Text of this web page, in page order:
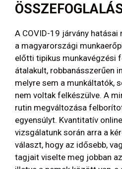
A COVID-19 járvány
a magyarországi
előtti tipikus munkavégzési
átalakult, robbanásszerűen
melyre sem a munkáltatók,
nem voltak felkészülve. A
rutin megváltozása
egyensúlyt. Kvantitatív
vizsgálatunk során arra a
választ, hogy az idősebb,
tagjait viselte meg jobban